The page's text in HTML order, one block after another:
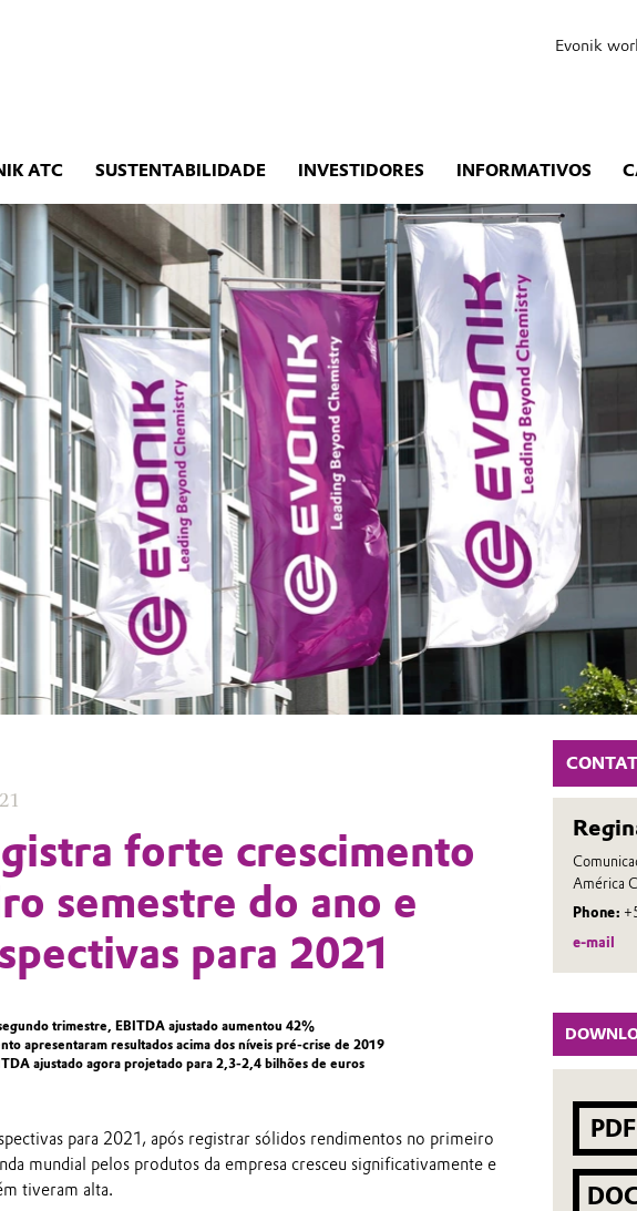
Evonik
ATC SUSTENTABILIDADE INVESTIDORES INFORMATIVOS
América
Phone:
e-mail
PDF
forte crescimento
semestre do ano e
para 2021
trimestre, EBITDA ajustado aumentou 42%
apresentaram resultados acima dos níveis pré-crise de 2019
ajustado agora projetado para 2,3-2,4 bilhões de euros
para 2021, após registrar sólidos rendimentos no primeiro
mundial pelos produtos da empresa cresceu significativamente e
tiveram alta.